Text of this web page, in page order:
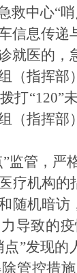
中心“哨
息传递与
就医的，
（指挥部
打“120”
（指挥部
管，严
机构的
随机暗访
导致的
”发现的
管控措